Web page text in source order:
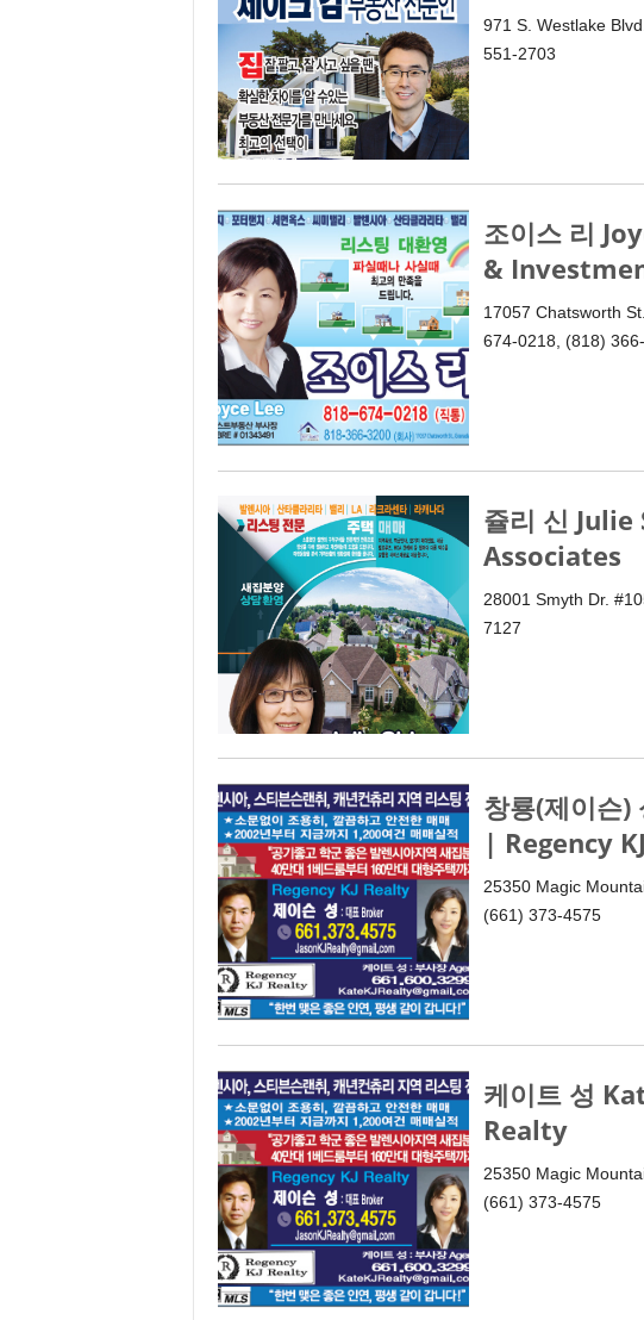
971 S. Westlake
551-2703
조이스 리
&
17057 Chatsworth
674-0218, (818)
쥴리 신
Associates
28001 Smyth Dr.
7127
창룡(제이슨)
| Regency
25350 Magic
(661) 373-4575
케이트 성
Realty
25350 Magic
(661) 373-4575